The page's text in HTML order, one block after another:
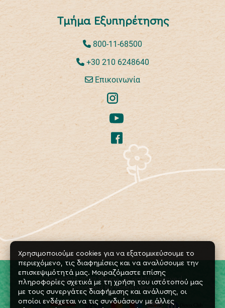
Τμήμα Εξυπηρέτησης
800-11-68500
+30 210 6248640
Επικοινωνία
Copyrights 2022 Milupa. All rights reserved.
Designed ByForestView .
Χρησιμοποιούμε cookies για να εξατομικεύσουμε το
περιεχόμενο, τις διαφημίσεις και να αναλύσουμε την
επισκεψιμότητά μας. Μοιραζόμαστε επίσης
πληροφορίες σχετικά με τη χρήση του ιστότοπού μας
με τους συνεργάτες διαφήμισης και ανάλυσης, οι
οποίοι ενδέχεται να τις συνδυάσουν με άλλες